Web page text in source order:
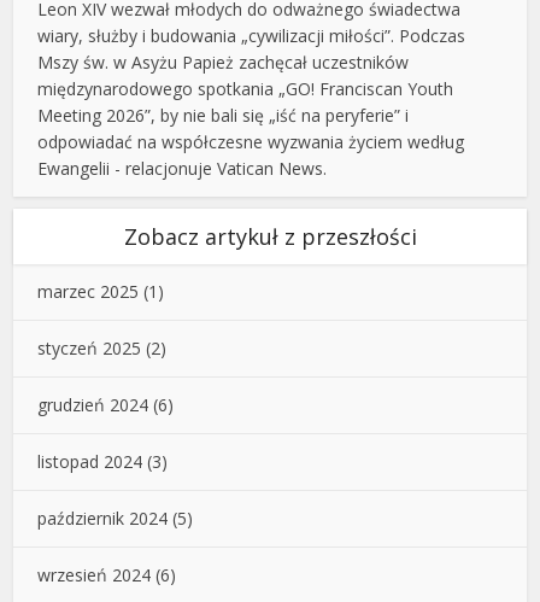
Leon XIV wezwał młodych do odważnego świadectwa
wiary, służby i budowania „cywilizacji miłości”. Podczas
Mszy św. w Asyżu Papież zachęcał uczestników
międzynarodowego spotkania „GO! Franciscan Youth
Meeting 2026”, by nie bali się „iść na peryferie” i
odpowiadać na współczesne wyzwania życiem według
Ewangelii - relacjonuje Vatican News.
Zobacz artykuł z przeszłości
marzec 2025 (1)
styczeń 2025 (2)
grudzień 2024 (6)
listopad 2024 (3)
październik 2024 (5)
wrzesień 2024 (6)